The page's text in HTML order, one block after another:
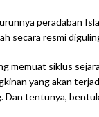
peradaban
secara resmi
memuat siklus
yang akan
Dan tentunya,